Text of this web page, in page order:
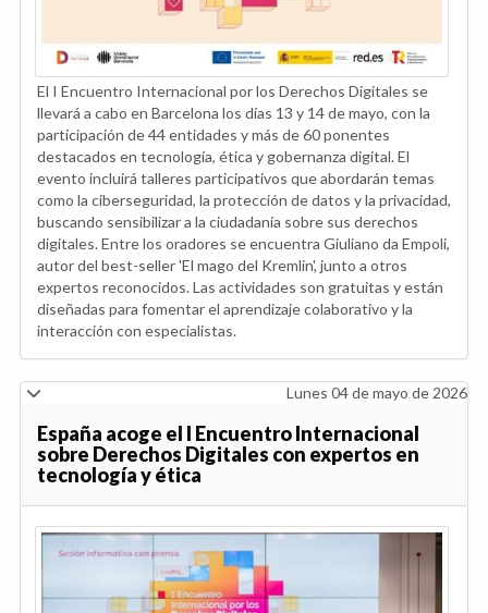
El I Encuentro Internacional por los Derechos Digitales se
llevará a cabo en Barcelona los días 13 y 14 de mayo, con la
participación de 44 entidades y más de 60 ponentes
destacados en tecnología, ética y gobernanza digital. El
evento incluirá talleres participativos que abordarán temas
como la ciberseguridad, la protección de datos y la privacidad,
buscando sensibilizar a la ciudadanía sobre sus derechos
digitales. Entre los oradores se encuentra Giuliano da Empoli,
autor del best-seller 'El mago del Kremlin', junto a otros
expertos reconocidos. Las actividades son gratuitas y están
diseñadas para fomentar el aprendizaje colaborativo y la
interacción con especialistas.
Lunes 04 de mayo de 2026
España acoge el I Encuentro Internacional
sobre Derechos Digitales con expertos en
tecnología y ética